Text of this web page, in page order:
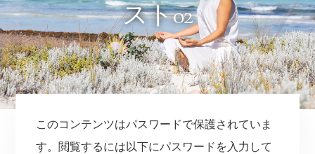
スト02
このコンテンツはパスワードで保護されていま
す。閲覧するには以下にパスワードを入力して